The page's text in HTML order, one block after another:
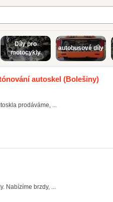
Díly pro
motocykly
autobusové díly
autoskel (Bolešiny)
prodáváme, ...
Nabízíme brzdy, ...